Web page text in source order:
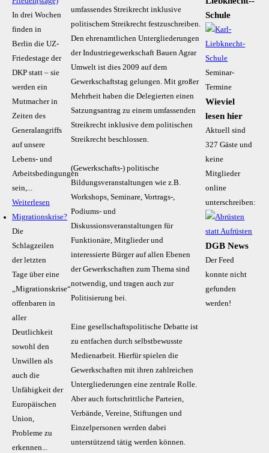
In drei Wochen
finden in
Berlin die UZ-
Friedestage der
DKP statt – sie
werden ein
Mutmacher in
Zeiten des
Generalangriffs
auf unsere
Lebens- und
Arbeitsbedingungen
sein,...
Weiterlesen
Migrationskrise?
Die
Schlagzeilen
der letzten
Tage über eine
„Migrationskrise“
offenbaren in
aller
Deutlichkeit
sowohl den
Unwillen als
auch die
Unfähigkeit der
Europäischen
Union,
Probleme zu
erkennen...
umfassendes Streikrecht inklusive
politischem Streikrecht festzuschreiben.
Den ehrenamtlichen Untergliederungen
der Industriegewerkschaft Bauen Agrar
Umwelt ist dies 2009 auf dem
Gewerkschaftstag gelungen. Mit großer
Mehrheit haben die Delegierten einen
Satzungsantrag zu einem umfassenden
Streikrecht inklusive dem politischen
Streikrecht beschlossen.
(Gewerkschafts-) politische
Bildungsveranstaltungen wie z.B.
Workshops, Seminare, Vortrags-,
Podiums- und
Diskussionsveranstaltungen für
Funktionäre, Mitglieder und
interessierte Bürger auf allen Ebenen
der Gewerkschaften zum Thema sind
notwendig, und tragen auch zur
Politisierung bei.
Eine gesellschaftspolitische Debatte ist
zu entfachen durch selbstbewusste
Medienarbeit. Hierfür spielen die
Gewerkschaften mit ihren zahlreichen
Untergliederungen eine zentrale Rolle.
Aber auch fortschrittliche Parteien,
Verbände, Vereine, Stiftungen und
Einzelpersonen werden dabei
unterstützend tätig werden können.
Schule
Seminar-
Termine
Wieviel
lesen hier
Aktuell sind
327 Gäste und
keine
Mitglieder
online
unterschreiben:
DGB News
Der Feed
konnte nicht
gefunden
werden!